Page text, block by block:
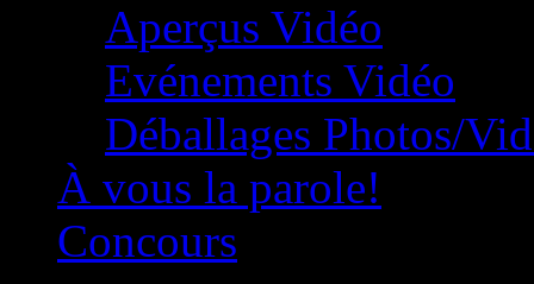
Aperçus Vidéo
Evénements Vidéo
Déballages Photos/
À vous la parole!
Concours